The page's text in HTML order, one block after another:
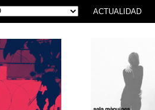
ACTUALIDAD